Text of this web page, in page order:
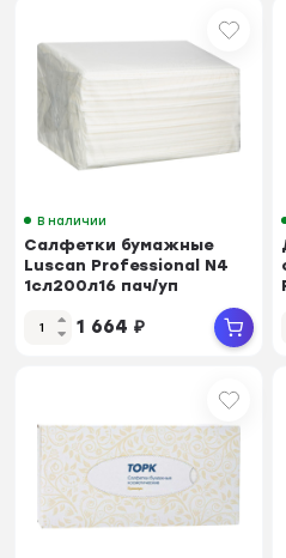
В наличии
Салфетки бумажные
Luscan Professional N4
1сл200л16 пач/уп
1 664 ₽